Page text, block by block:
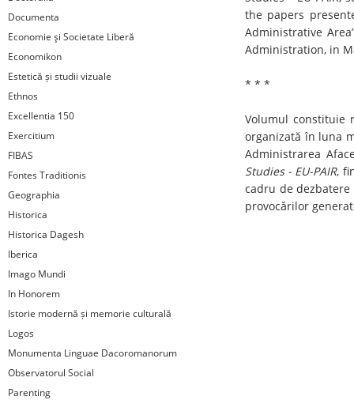
Documenta
Economie şi Societate Liberă
Economikon
Estetică și studii vizuale
Ethnos
Excellentia 150
Exercitium
FIBAS
Fontes Traditionis
Geographia
Historica
Historica Dagesh
Iberica
Imago Mundi
In Honorem
Istorie modernă și memorie culturală
Logos
Monumenta Linguae Dacoromanorum
Observatorul Social
Parenting
the papers
Administrative
Administration, in
* * *
Volumul constituie
organizată în luna
Administrarea
Studies - EU-PAIR,
cadru de
provocărilor